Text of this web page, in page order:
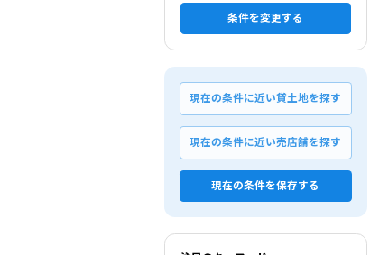
条件を変更する
現在の条件に近い貸土地を探す
現在の条件に近い売店舗を探す
現在の条件を保存する